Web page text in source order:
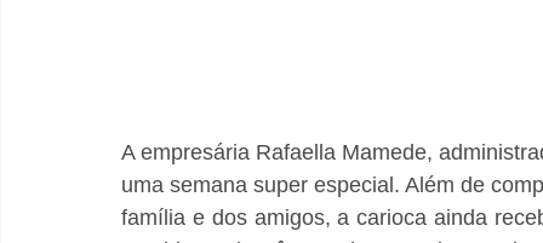
A empresária Rafaella Mamede,
uma semana super especial. Além de
família e dos amigos, a carioca ainda